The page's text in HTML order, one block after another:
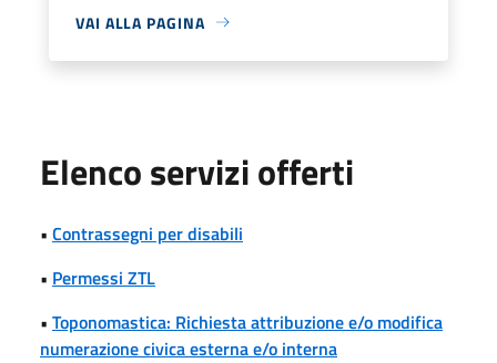
VAI ALLA PAGINA
Elenco servizi offerti
• Contrassegni per disabili
• Permessi ZTL
• Toponomastica: Richiesta attribuzione e/o modifica
numerazione civica esterna e/o interna